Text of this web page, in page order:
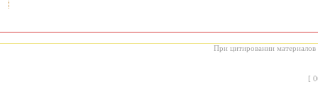
При цитировании материалов
[